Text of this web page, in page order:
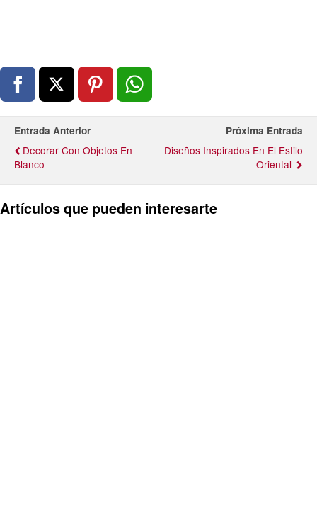
Entrada Anterior
Decorar Con Objetos En
Blanco
Próxima Entrada
Diseños Inspirados En El Estilo
Oriental
Artículos que pueden interesarte